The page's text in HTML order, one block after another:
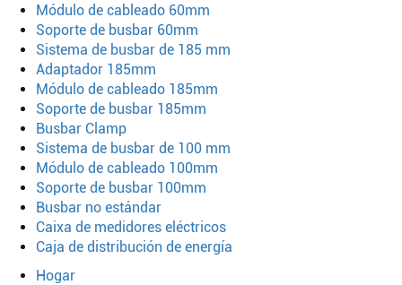
Módulo de cableado 60mm
Soporte de busbar 60mm
Sistema de busbar de 185 mm
Adaptador 185mm
Módulo de cableado 185mm
Soporte de busbar 185mm
Busbar Clamp
Sistema de busbar de 100 mm
Módulo de cableado 100mm
Soporte de busbar 100mm
Busbar no estándar
Caixa de medidores eléctricos
Caja de distribución de energía
Hogar